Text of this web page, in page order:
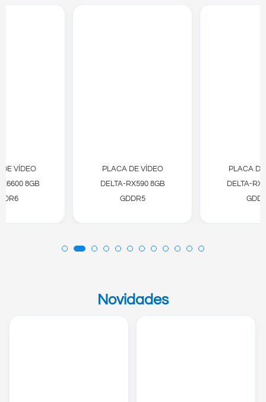
VÍDEO
8GB
PLACA DE VÍDEO
DELTA-RX590 8GB
GDDR5
PLACA
DELTA-
Novidades